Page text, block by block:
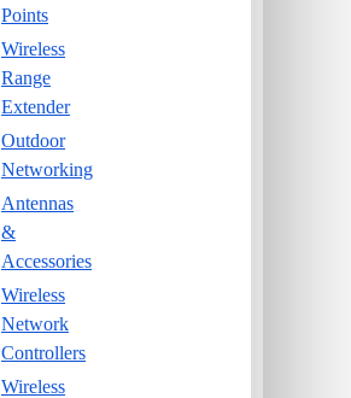
Points
Wireless
Range
Extender
Outdoor
Networking
Antennas
&
Accessories
Wireless
Network
Controllers
Wireless